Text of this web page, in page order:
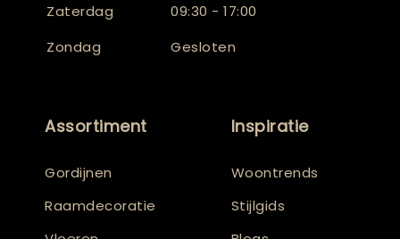
Zaterdag
09:30 - 17:00
Zondag
Gesloten
Assortiment
Gordijnen
Raamdecoratie
Inspiratie
Woontrends
Stijlgids